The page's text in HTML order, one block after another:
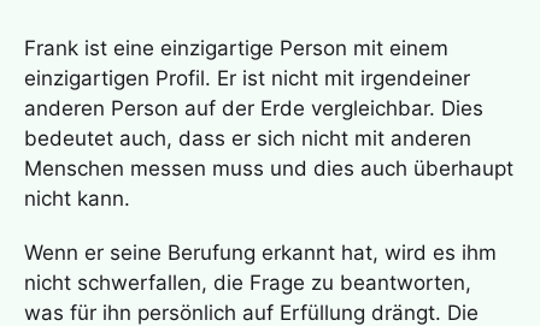
Frank ist eine einzigartige Person mit einem
einzigartigen Profil. Er ist nicht mit irgendeiner
anderen Person auf der Erde vergleichbar. Dies
bedeutet auch, dass er sich nicht mit anderen
Menschen messen muss und dies auch überhaupt
nicht kann.
Wenn er seine Berufung erkannt hat, wird es ihm
nicht schwerfallen, die Frage zu beantworten,
was für ihn persönlich auf Erfüllung drängt. Die